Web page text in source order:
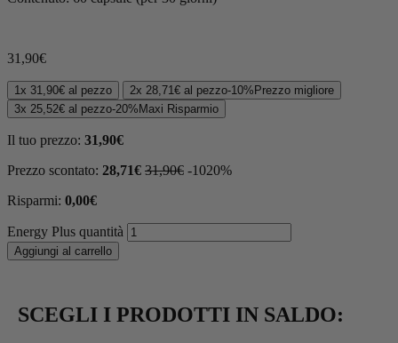
31,90€
1x 31,90€ al pezzo 2x 28,71€ al pezzo-10% Prezzo migliore
3x 25,52€ al pezzo-20% Maxi Risparmio
Il tuo prezzo: 31,90€
Prezzo scontato: 28,71€ 31,90€ -1020%
Risparmi: 0,00€
Energy Plus quantità
Aggiungi al carrello
SCEGLI I PRODOTTI IN SALDO: